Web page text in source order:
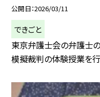
公開日 2026/03/11
できごと
東京弁護士会の弁護士
模擬裁判の体験授業を